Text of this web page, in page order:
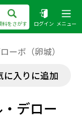
料をさがす ログイン メニュー
ーボ（卵城）
に入りに追加
・デロー